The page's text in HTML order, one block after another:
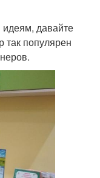
идеям, давайте
так популярен